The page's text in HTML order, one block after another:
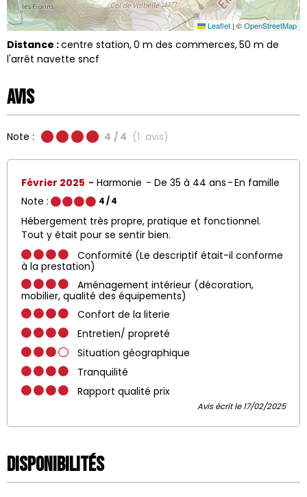
Leaflet |©OpenStreetMap
Distance :centre station 0 m des commerces 50 m de
l'arrêt navette sncf
Avis
Note : 4 / 4 (1 avis)
Février 2025 Harmonie De 35 à 44 ans
En famille
Note :
4/ 4
Hébergement très propre, pratique et fonctionnel.
Tout y était pour se sentir bien.
Conformité (Le descriptif était-il conforme
à la prestation)
Aménagement intérieur (décoration,
mobilier, qualité des équipements)
Confort de la literie
Entretien/ propreté
Situation géographique
Tranquilité
Rapport qualité prix
Avis écrit le 17/02/2025
Disponibilités